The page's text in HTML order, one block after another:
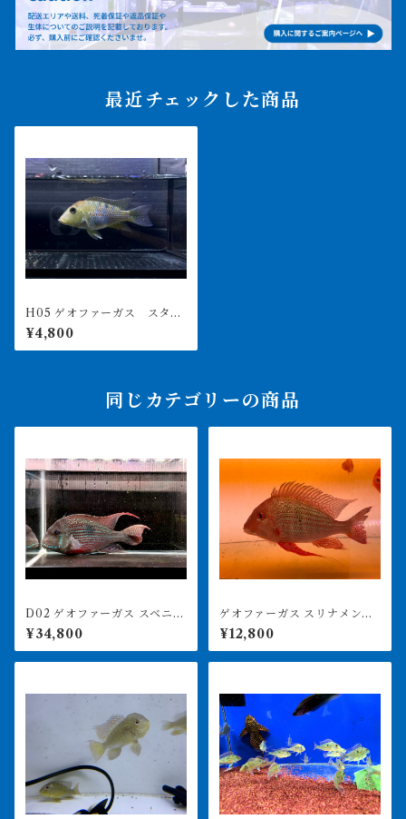
最近チェックした商品
H05 ゲオファーガス スタイ
ンダックネリィ 9㎝前後 写
真は同ロット
¥4,800
同じカテゴリーの商品
D02 ゲオファーガス スベニ
28㎝前後 特大
¥34,800
ゲオファーガス スリナメンシ
ス 25㎝前後 レッドゲオ
¥12,800